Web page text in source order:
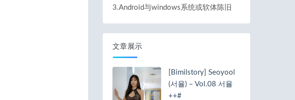
3.Android与windows系统或软体陈旧
文章展示
[Bimilstory] Seoyool
(서율) – Vol.08 서율
++#